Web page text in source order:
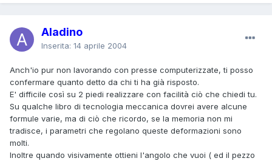
Aladino
Inserita: 14 aprile 2004
Anch'io pur non lavorando con presse computerizzate, ti posso
confermare quanto detto da chi ti ha già risposto.
E' difficile così su 2 piedi realizzare con facilità ciò che chiedi tu.
Su qualche libro di tecnologia meccanica dovrei avere alcune
formule varie, ma di ciò che ricordo, se la memoria non mi
tradisce, i parametri che regolano queste deformazioni sono
molti.
Inoltre quando visivamente ottieni l'angolo che vuoi ( ed il pezzo